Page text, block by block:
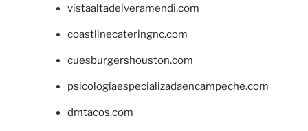
vistaaltadelveramendi.com
coastlinecateringnc.com
cuesburgershouston.com
psicologiaespecializadaencampeche.com
dmtacos.com